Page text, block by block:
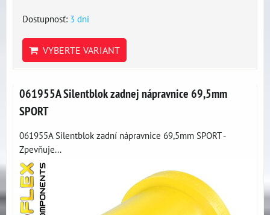
Dostupnosť: 3 dni
VYBERTE VARIANT
061955A Silentblok zadnej nápravnice 69,5mm
SPORT
061955A Silentblok zadní nápravnice 69,5mm SPORT -
Zpevňuje...